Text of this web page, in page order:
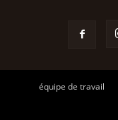
équipe de travail